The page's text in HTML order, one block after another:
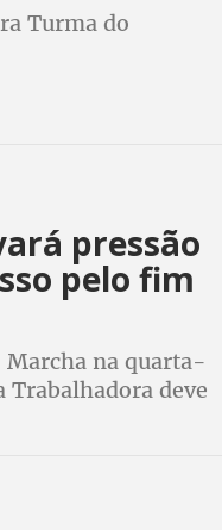
Turma do
pressão
pelo fim
Marcha na quarta-
Trabalhadora deve